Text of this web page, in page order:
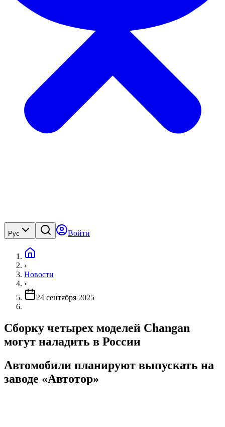
Рус Войти
›
Новости
›
24 сентября 2025
Сборку четырех моделей Changan
могут наладить в России
Автомобили планируют выпускать на
заводе «Автотор»